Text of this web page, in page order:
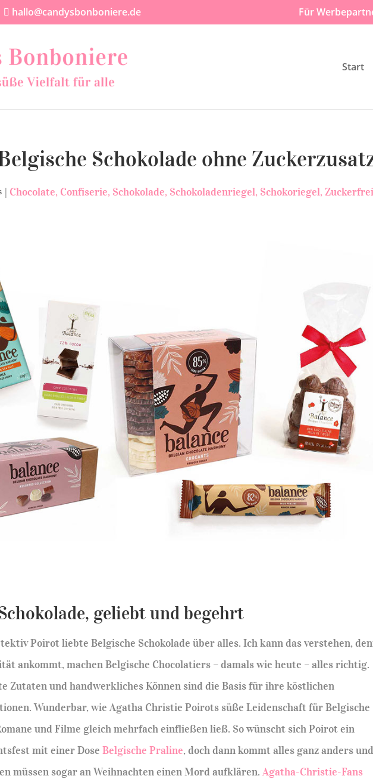
hallo@candysbonboniere.de Für
Start
Schokolade ohne
| Chocolate Confiserie Schokolade Schokoladenriegel Schokoriegel
geliebt und begehrt
Poirot liebte Belgische Schokolade über alles. Ich kann das verstehen,
ankommt, machen Belgische Chocolatiers – damals wie heute – alles richtig.
Zutaten und handwerkliches Können sind die Basis für ihre köstlichen
Wunderbar, wie Agatha Christie Poirots süße Leidenschaft für Belgische
und Filme gleich mehrfach einfließen ließ. So wünscht sich Poirot ein
mit einer DoseBelgische Praline, doch dann kommt alles ganz anders
müssen sogar an Weihnachten einen Mord aufklären.Agatha-Christie-Fans